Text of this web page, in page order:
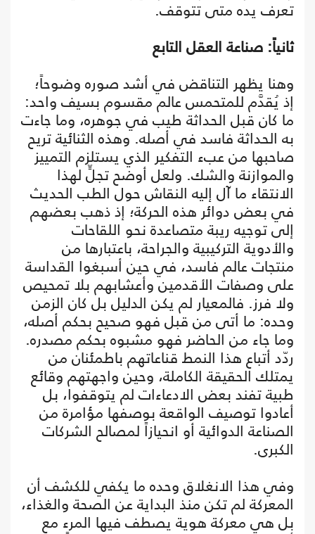
تعرف يده متى تتوقف.
ثانياً: صناعة العقل التابع
وهنا يظهر التناقض في أشد صوره وضوحاً؛
إذ يُقدَّم للمتحمس عالم مقسوم بسيف واحد:
ما كان قبل الحداثة طيب في جوهره، وما جاءت
به الحداثة فاسد في أصله. وهذه الثنائية تريح
صاحبها من عبء التفكير الذي يستلزم التمييز
والموازنة والشك. ولعل أوضح تجلٍّ لهذا
الانتقاء ما آل إليه النقاش حول الطب الحديث
في بعض دوائر هذه الحركة؛ إذ ذهب بعضهم
إلى توجيه ريبة متصاعدة نحو اللقاحات
والأدوية التركيبية والجراحة، باعتبارها من
منتجات عالم فاسد، في حين أسبغوا القداسة
على وصفات الأقدمين وأعشابهم بلا تمحيص
ولا فرز. فالمعيار لم يكن الدليل بل كان الزمن
وحده: ما أتى من قبل فهو صحيح بحكم أصله،
وما جاء من الحاضر فهو مشبوه بحكم مصدره.
ردّد أتباع هذا النمط قناعاتهم باطمئنان من
يمتلك الحقيقة الكاملة، وحين واجهتهم وقائع
طبية تفند بعض الادعاءات لم يتوقفوا، بل
أعادوا توصيف الواقعة بوصفها مؤامرة من
الصناعة الدوائية أو انحيازاً لمصالح الشركات
الكبرى.
وفي هذا الانغلاق وحده ما يكفي للكشف أن
المعركة لم تكن منذ البداية عن الصحة والغذاء،
بل هي معركة هوية يصطف فيها المرء مع